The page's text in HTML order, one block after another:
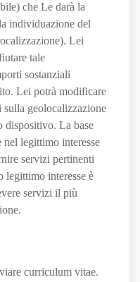
che Le darà la
individuazione del
Lei
tale
sostanziali
Lei potrà modificare
geolocalizzazione
dispositivo. La base
nel legittimo interesse
servizi pertinenti
legittimo interesse è
servizi il più
curriculum vitae.